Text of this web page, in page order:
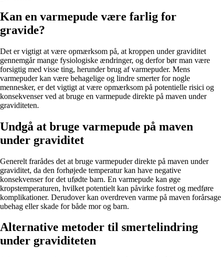
Kan en varmepude være farlig for
gravide?
Det er vigtigt at være opmærksom på, at kroppen under graviditet
gennemgår mange fysiologiske ændringer, og derfor bør man være
forsigtig med visse ting, herunder brug af varmepuder. Mens
varmepuder kan være behagelige og lindre smerter for nogle
mennesker, er det vigtigt at være opmærksom på potentielle risici og
konsekvenser ved at bruge en varmepude direkte på maven under
graviditeten.
Undgå at bruge varmepude på maven
under graviditet
Generelt frarådes det at bruge varmepuder direkte på maven under
graviditet, da den forhøjede temperatur kan have negative
konsekvenser for det ufødte barn. En varmepude kan øge
kropstemperaturen, hvilket potentielt kan påvirke fostret og medføre
komplikationer. Derudover kan overdreven varme på maven forårsage
ubehag eller skade for både mor og barn.
Alternative metoder til smertelindring
under graviditeten